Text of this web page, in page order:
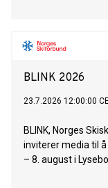
BLINK 2026
23.7.2026 12:00:00
BLINK, Norges
inviterer media til
– 8. august i